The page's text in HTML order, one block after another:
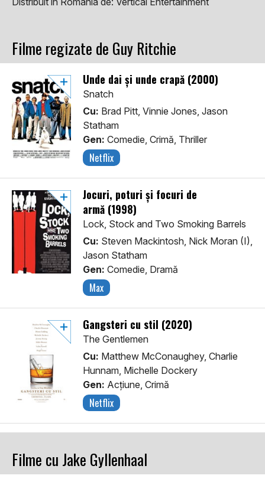
Filme regizate de Guy Ritchie
Unde dai și unde crapă (2000)
Snatch
Cu: Brad Pitt, Vinnie Jones, Jason
Statham
Gen: Comedie, Crimă, Thriller
Netflix
Jocuri, poturi și focuri de
armă (1998)
Lock, Stock and Two Smoking Barrels
Cu: Steven Mackintosh, Nick Moran (I),
Jason Statham
Gen: Comedie, Dramă
Max
Gangsteri cu stil (2020)
The Gentlemen
Cu: Matthew McConaughey, Charlie
Hunnam, Michelle Dockery
Gen: Acţiune, Crimă
Netflix
Filme cu Jake Gyllenhaal